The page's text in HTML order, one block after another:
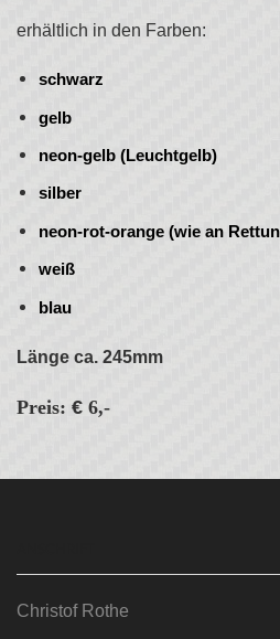
erhältlich in den Farben:
schwarz
gelb
neon-gelb (Leuchtgelb)
silber
neon-rot-orange (wie an
weiß
blau
Länge ca. 245mm
Preis: € 6,-
Christof Rothe